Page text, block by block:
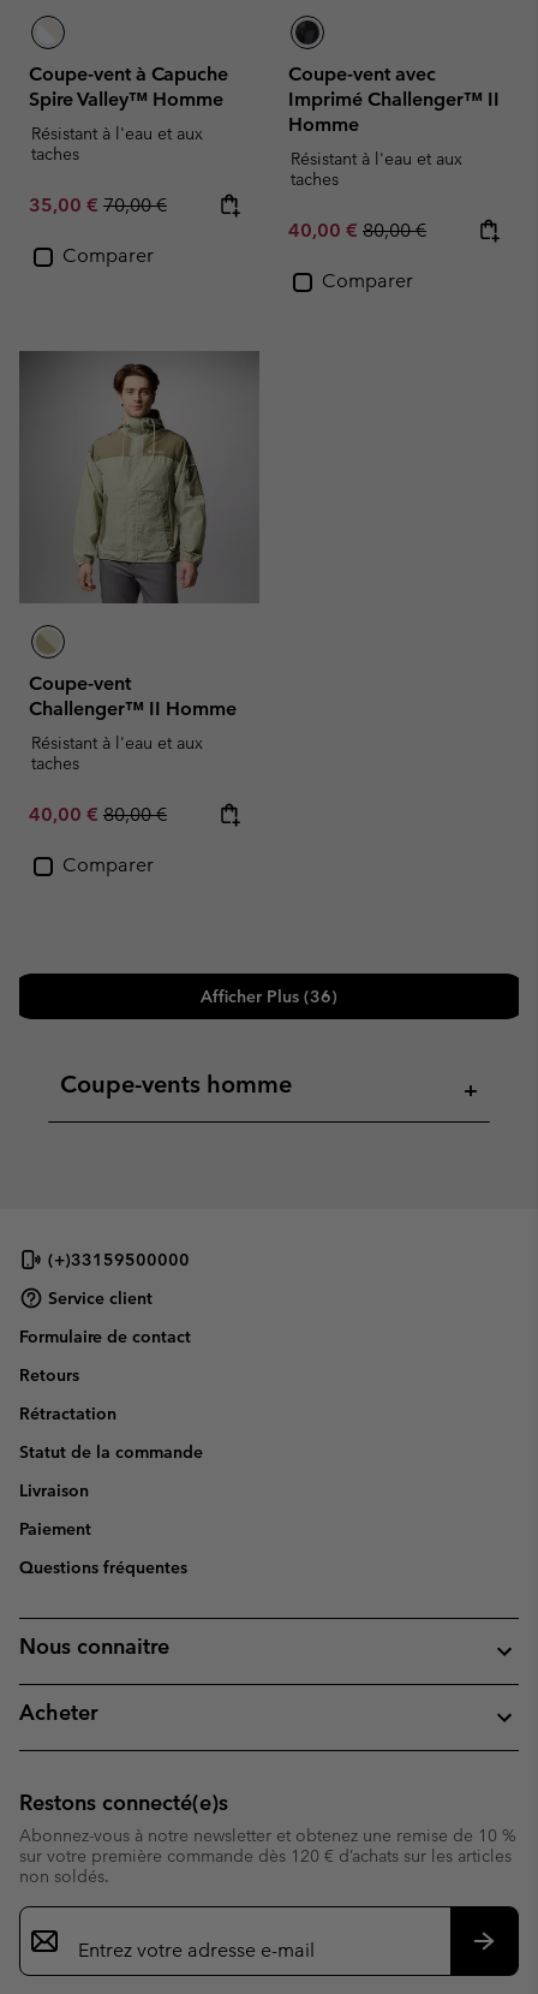
Coupe-vent à Capuche
Spire Valley™ Homme
Résistant à l'eau et aux
taches
Sale price:
35,00 € Regular price:
70,00 €
Comparer
Coupe-vent avec
Imprimé Challenger™ II
Homme
Résistant à l'eau et aux
taches
Sale price:
40,00 € Regular price:
80,00 €
Comparer
Coupe-vent
Challenger™ II Homme
Résistant à l'eau et aux
taches
Sale price:
40,00 € Regular price:
80,00 €
Comparer
Afficher Plus (36)
Coupe-vents homme +
(+)33159500000
Service client
Formulaire de contact
Retours
Rétractation
Statut de la commande
Livraison
Paiement
Questions fréquentes
Nous connaitre
Acheter
Restons connecté(e)s
Abonnez-vous à notre newsletter et obtenez une remise de 10 %
sur votre première commande dès 120 € d’achats sur les articles
non soldés.
Inscription
par
e-